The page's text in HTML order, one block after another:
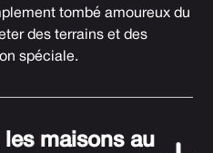
tombé amoureux du
des terrains et des
spéciale.
maisons au